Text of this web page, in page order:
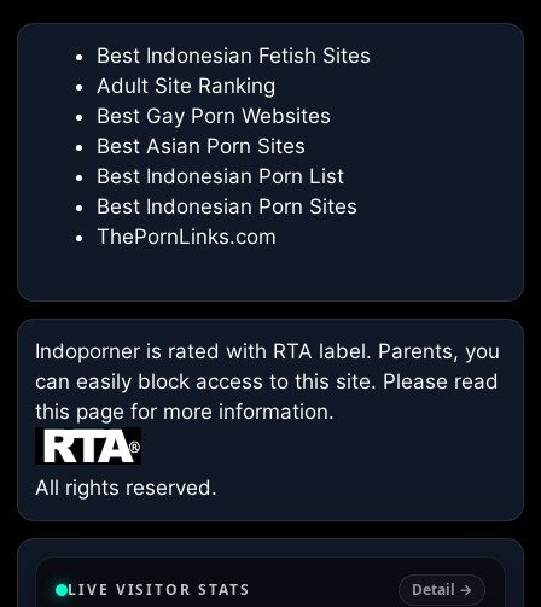
Best Indonesian Fetish Sites
Adult Site Ranking
Best Gay Porn Websites
Best Asian Porn Sites
Best Indonesian Porn List
Best Indonesian Porn Sites
ThePornLinks.com
Indoporner is rated with RTA label. Parents, you
can easily block access to this site. Please read
this page for more information.
All rights reserved.
LIVE VISITOR STATS Detail →